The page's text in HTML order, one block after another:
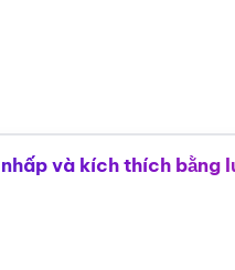
và kích thích bằng